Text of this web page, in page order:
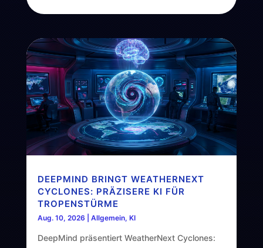
DEEPMIND BRINGT WEATHERNEXT
CYCLONES: PRÄZISERE KI FÜR
TROPENSTÜRME
Aug. 10, 2026 Allgemein, KI
DeepMind präsentiert WeatherNext Cyclones: